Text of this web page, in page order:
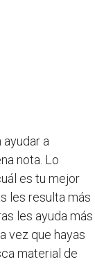
a
nota. Lo
es tu mejor
les resulta más
les ayuda más
vez que hayas
material de